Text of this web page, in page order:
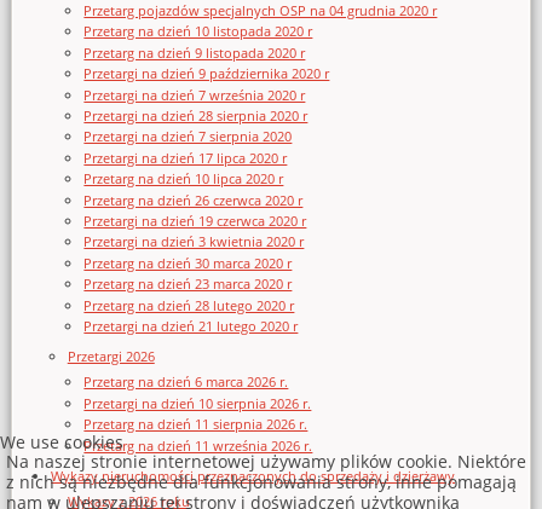
Przetarg pojazdów specjalnych OSP na 04 grudnia 2020 r
Przetarg na dzień 10 listopada 2020 r
Przetarg na dzień 9 listopada 2020 r
Przetargi na dzień 9 października 2020 r
Przetargi na dzień 7 września 2020 r
Przetargi na dzień 28 sierpnia 2020 r
Przetargi na dzień 7 sierpnia 2020
Przetargi na dzień 17 lipca 2020 r
Przetarg na dzień 10 lipca 2020 r
Przetarg na dzień 26 czerwca 2020 r
Przetargi na dzień 19 czerwca 2020 r
Przetargi na dzień 3 kwietnia 2020 r
Przetarg na dzień 30 marca 2020 r
Przetarg na dzień 23 marca 2020 r
Przetarg na dzień 28 lutego 2020 r
Przetargi na dzień 21 lutego 2020 r
Przetargi 2026
Przetarg na dzień 6 marca 2026 r.
Przetargi na dzień 10 sierpnia 2026 r.
Przetarg na dzień 11 sierpnia 2026 r.
Przetarg na dzień 11 września 2026 r.
Wykazy nieruchomości przeznaczonych do sprzedaży i dzierżawy
Wykazy z 2026 roku
We use cookies
Na naszej stronie internetowej używamy plików cookie. Niektóre
z nich są niezbędne dla funkcjonowania strony, inne pomagają
nam w ulepszaniu tej strony i doświadczeń użytkownika